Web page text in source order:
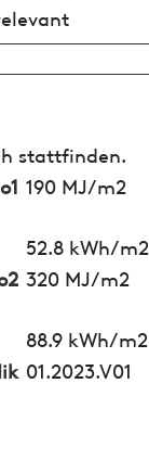
stattfinden.
190 MJ/m2
52.8 kWh/m2
320 MJ/m2
88.9 kWh/m2
01.2023.V01